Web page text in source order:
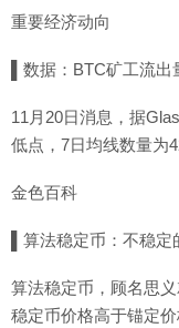
重要经济动向
▌数据：BTC矿工流
11月20日消息，据
低点，7日均线数量为
金色百科
▌算法稳定币：不稳定
算法稳定币，顾名思
稳定币价格高于锚定